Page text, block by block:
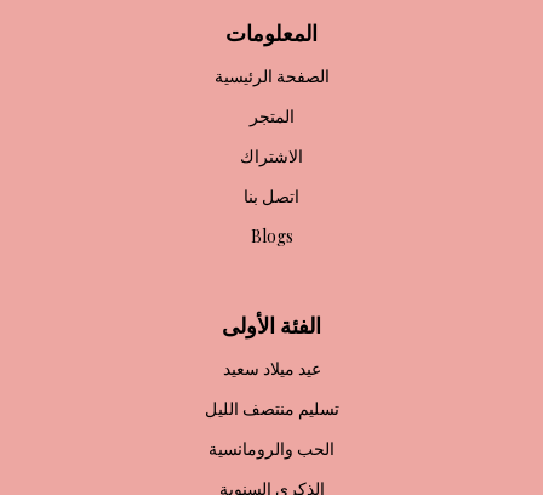
المعلومات
الصفحة الرئيسية
المتجر
الاشتراك
اتصل بنا
Blogs
الفئة الأولى
عيد ميلاد سعيد
تسليم منتصف الليل
الحب والرومانسية
الذكرى السنوية